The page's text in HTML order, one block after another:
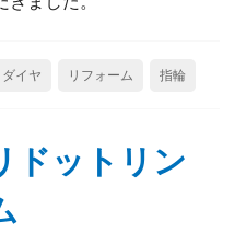
ダイヤ リフォーム 指輪
ドットリン